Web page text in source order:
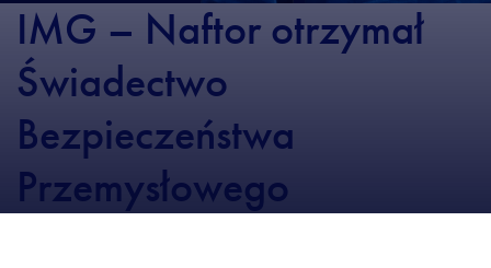
IMG – Naftor otrzymał
Świadectwo
Bezpieczeństwa
Przemysłowego